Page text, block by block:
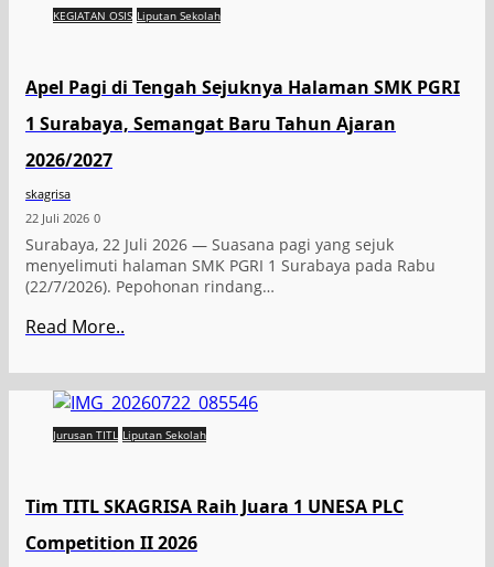
KEGIATAN OSIS Liputan Sekolah
Apel Pagi di Tengah Sejuknya Halaman SMK PGRI
1 Surabaya, Semangat Baru Tahun Ajaran
2026/2027
skagrisa
22 Juli 2026 0
Surabaya, 22 Juli 2026 — Suasana pagi yang sejuk
menyelimuti halaman SMK PGRI 1 Surabaya pada Rabu
(22/7/2026). Pepohonan rindang…
Read More..
Jurusan TITL Liputan Sekolah
Tim TITL SKAGRISA Raih Juara 1 UNESA PLC
Competition II 2026